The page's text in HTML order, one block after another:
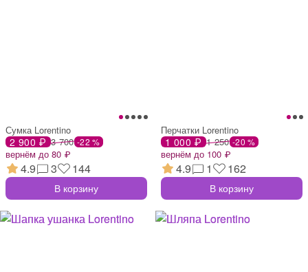
Сумка Lorentino
2 900 ₽ 3 700 -22 %
вернём до 80 ₽
4.9 3 144
В корзину
Перчатки Lorentino
1 000 ₽ 1 250 -20 %
вернём до 100 ₽
4.9 1 162
В корзину